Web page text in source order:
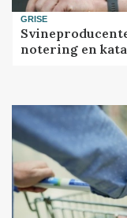
GRISE
notering en